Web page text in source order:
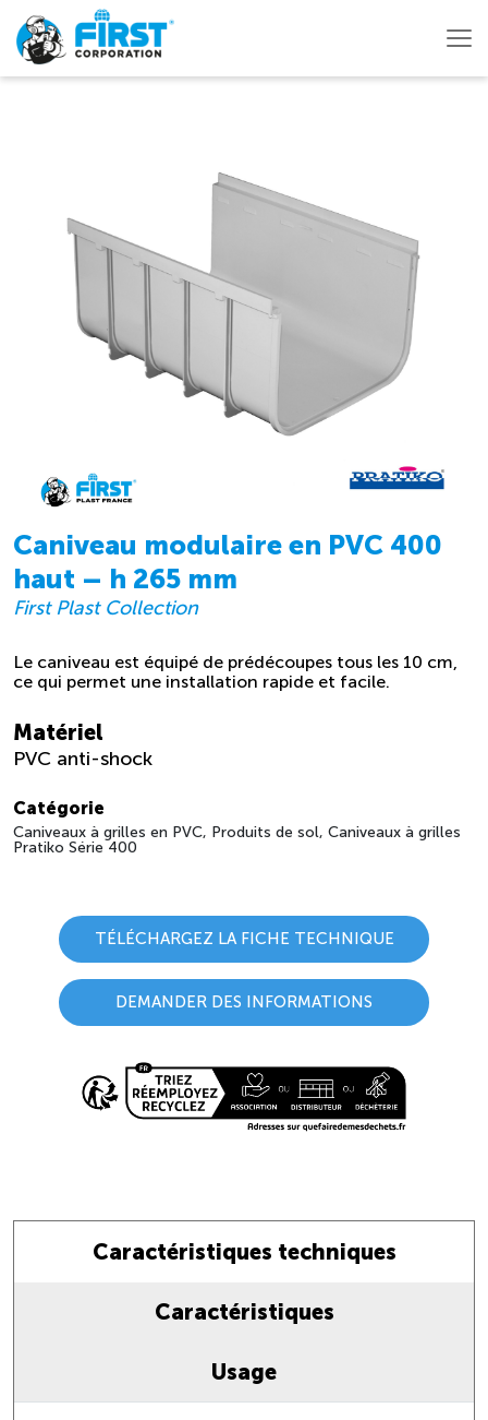
Caniveau modulaire en PVC 400
haut – h 265 mm
First Plast Collection
Le caniveau est équipé de prédécoupes tous les 10 cm,
ce qui permet une installation rapide et facile.
Matériel
PVC anti-shock
Catégorie
Caniveaux à grilles en PVC, Produits de sol, Caniveaux à grilles
Pratiko Série 400
TÉLÉCHARGEZ LA FICHE TECHNIQUE
DEMANDER DES INFORMATIONS
Caractéristiques techniques
Caractéristiques
Usage